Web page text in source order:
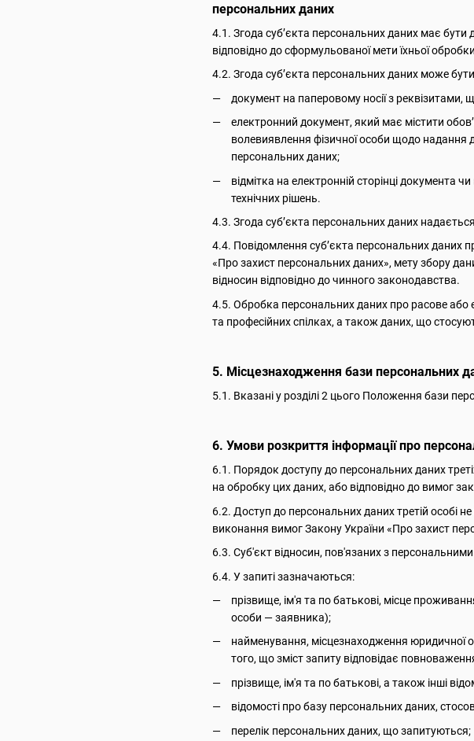
персональних даних
4.1. Згода суб’єкта персональних даних має
відповідно до сформульованої мети їхньої
4.2. Згода суб’єкта персональних даних може
документ на паперовому носії з реквізитами,
електронний документ, який має містити
волевиявлення фізичної особи щодо надання
персональних даних;
відмітка на електронній сторінці документа
технічних рішень.
4.3. Згода суб’єкта персональних даних
4.4. Повідомлення суб’єкта персональних даних
«Про захист персональних даних», мету збору
відносин відповідно до чинного законодавства.
4.5. Обробка персональних даних про расове або
та професійних спілках, а також даних, що
5. Місцезнаходження бази персональних
5.1. Вказані у розділі 2 цього Положення бази
6. Умови розкриття інформації про
6.1. Порядок доступу до персональних даних
на обробку цих даних, або відповідно до вимог
6.2. Доступ до персональних даних третій особі
виконання вимог Закону України «Про захист
6.3. Суб'єкт відносин, пов'язаних з
6.4. У запиті зазначаються:
прізвище, ім'я та по батькові, місце
особи — заявника);
найменування, місцезнаходження юридичної
того, що зміст запиту відповідає
прізвище, ім'я та по батькові, а також інші
відомості про базу персональних даних,
перелік персональних даних, що запитуються;